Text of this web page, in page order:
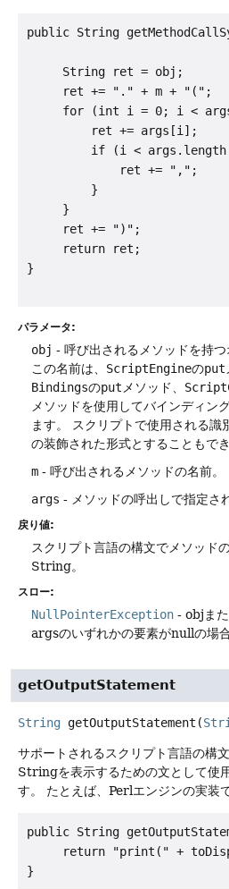
public String
     String ret = obj;
     ret += "." + m + "(";
for (int i = 0; i <
         ret += args[i];
if (i < args.length
             ret += ",";
         }
     }
     ret += ")";
     return ret;
パラメータ:
obj - 呼び出されるメソッドを持つ
この名前は、 ScriptEngineのput
Bindingsのput メソッド、
メソッドを使用してバインディン
ます。
スクリプトで使用される識
の装飾された形式とすることもでき
m - 呼び出されるメソッドの名前。
args - メソッドの呼出しで指定さ
戻り値:
スクリプト言語の構文でメソッド
String。
スロー:
NullPointerException - objま
argsのいずれかの要素がnullの場合
getOutputStatement
String getOutputStatement (
サポートされるスクリプト言語の構
Stringを表示するための文として使
す。
たとえば、Perlエンジンの実装
public String
return "print(" +